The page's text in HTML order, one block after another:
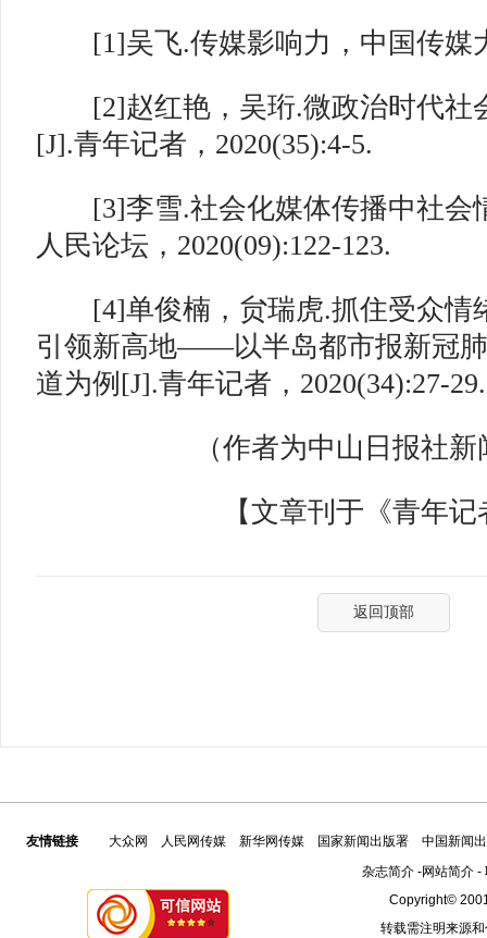
[1]吴飞.传媒影响力，中国传媒
[2]赵红艳，吴珩.微政治时代社
[J].青年记者，2020(35):4-5.
[3]李雪.社会化媒体传播中社会
人民论坛，2020(09):122-123.
[4]单俊楠，贠瑞虎.抓住受众情
引领新高地——以半岛都市报新冠
道为例[J].青年记者，2020(34):27-29.
（作者为中山日报社新
【文章刊于《青年记
返回顶部
友情链接 大众网 人民网传媒 新华网传媒 国家新闻出版署
中国新闻
杂志简介-网站简介-
Copyright©
转载需注明来源